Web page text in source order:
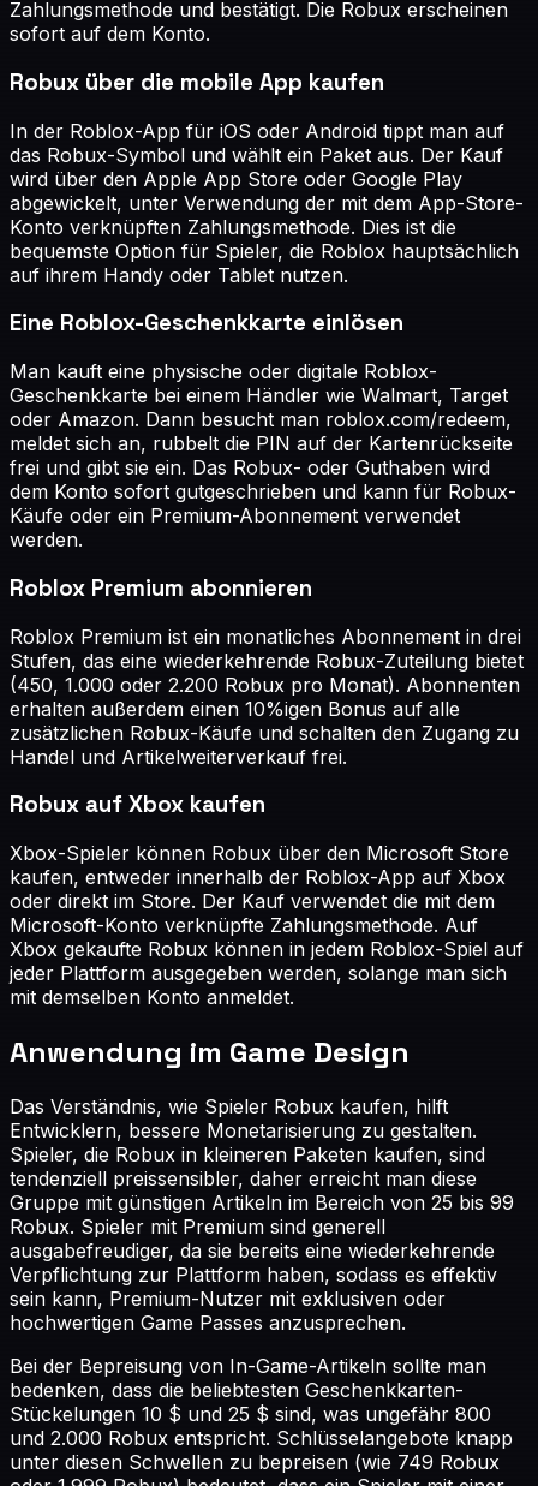
Zahlungsmethode und bestätigt. Die Robux erscheinen
sofort auf dem Konto.
Robux über die mobile App kaufen
In der Roblox-App für iOS oder Android tippt man auf
das Robux-Symbol und wählt ein Paket aus. Der Kauf
wird über den Apple App Store oder Google Play
abgewickelt, unter Verwendung der mit dem App-Store-
Konto verknüpften Zahlungsmethode. Dies ist die
bequemste Option für Spieler, die Roblox hauptsächlich
auf ihrem Handy oder Tablet nutzen.
Eine Roblox-Geschenkkarte einlösen
Man kauft eine physische oder digitale Roblox-
Geschenkkarte bei einem Händler wie Walmart, Target
oder Amazon. Dann besucht man roblox.com/redeem,
meldet sich an, rubbelt die PIN auf der Kartenrückseite
frei und gibt sie ein. Das Robux- oder Guthaben wird
dem Konto sofort gutgeschrieben und kann für Robux-
Käufe oder ein Premium-Abonnement verwendet
werden.
Roblox Premium abonnieren
Roblox Premium ist ein monatliches Abonnement in drei
Stufen, das eine wiederkehrende Robux-Zuteilung bietet
(450, 1.000 oder 2.200 Robux pro Monat). Abonnenten
erhalten außerdem einen 10%igen Bonus auf alle
zusätzlichen Robux-Käufe und schalten den Zugang zu
Handel und Artikelweiterverkauf frei.
Robux auf Xbox kaufen
Xbox-Spieler können Robux über den Microsoft Store
kaufen, entweder innerhalb der Roblox-App auf Xbox
oder direkt im Store. Der Kauf verwendet die mit dem
Microsoft-Konto verknüpfte Zahlungsmethode. Auf
Xbox gekaufte Robux können in jedem Roblox-Spiel auf
jeder Plattform ausgegeben werden, solange man sich
mit demselben Konto anmeldet.
Anwendung im Game Design
Das Verständnis, wie Spieler Robux kaufen, hilft
Entwicklern, bessere Monetarisierung zu gestalten.
Spieler, die Robux in kleineren Paketen kaufen, sind
tendenziell preissensibler, daher erreicht man diese
Gruppe mit günstigen Artikeln im Bereich von 25 bis 99
Robux. Spieler mit Premium sind generell
ausgabefreudiger, da sie bereits eine wiederkehrende
Verpflichtung zur Plattform haben, sodass es effektiv
sein kann, Premium-Nutzer mit exklusiven oder
hochwertigen Game Passes anzusprechen.
Bei der Bepreisung von In-Game-Artikeln sollte man
bedenken, dass die beliebtesten Geschenkkarten-
Stückelungen 10 $ und 25 $ sind, was ungefähr 800
und 2.000 Robux entspricht. Schlüsselangebote knapp
unter diesen Schwellen zu bepreisen (wie 749 Robux